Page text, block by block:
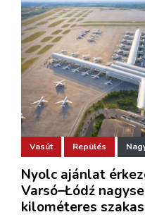
Vasút Repülés
Nyolc ajánlat
Varsó–Łódź
kilométeres